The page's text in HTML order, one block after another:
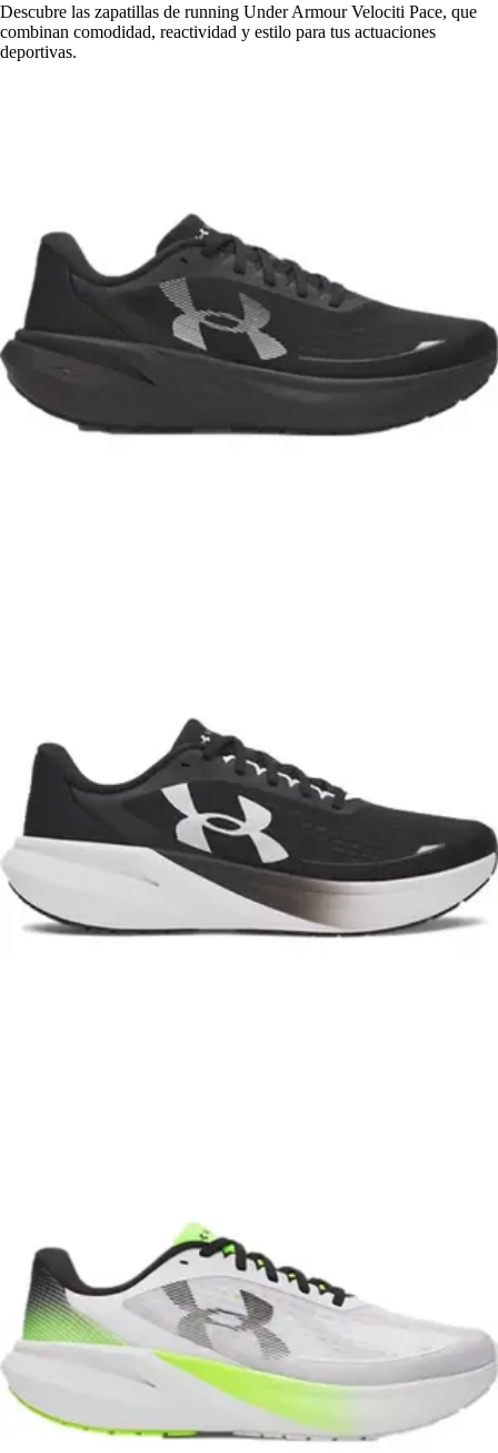
Descubre las zapatillas de running Under Armour Velociti Pace, que
combinan comodidad, reactividad y estilo para tus actuaciones
deportivas.